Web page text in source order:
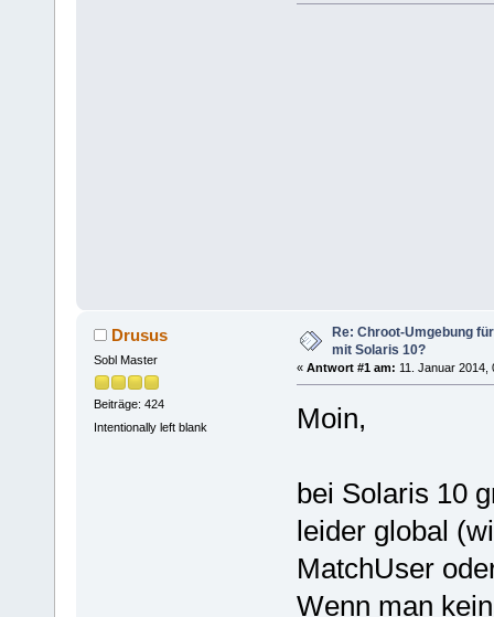
Drusus
Sobl Master
Beiträge: 424
Intentionally left blank
Re: Chroot-Umgebung
mit Solaris 10?
« Antwort #1 am: 11. Januar 2014,
Moin,
bei Solaris 10
leider global
MatchUser
Wenn man